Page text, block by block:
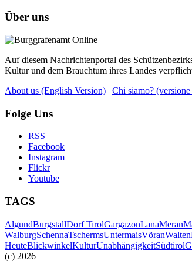
Über uns
Auf diesem Nachrichtenportal des
Kultur und dem Brauchtum ihres Landes
About us (English Version) | Chi siamo?
Folge Uns
RSS
Facebook
Instagram
Flickr
Youtube
TAGS
AlgundBurgstallDorf TirolGargazonLanaMeran
WalburgSchennaTschermsUntermaisVöranWalten
HeuteBlickwinkelKulturUnabhängigkeitSüdtirol
(c) 2026